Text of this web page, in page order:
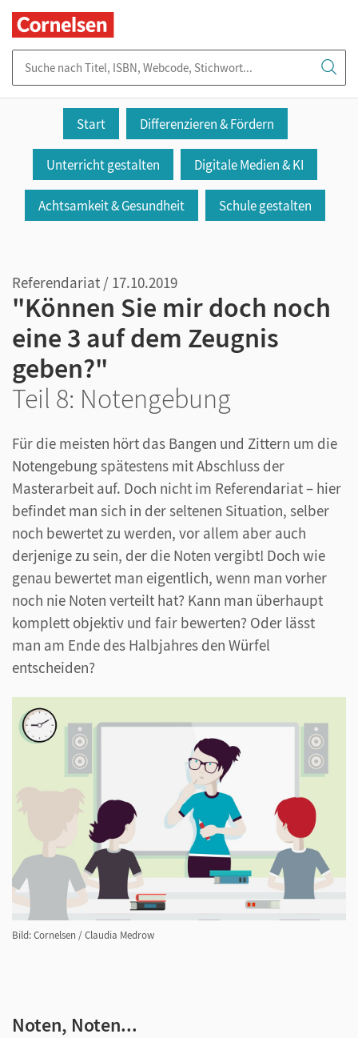
Start Differenzieren & Fördern
Unterricht gestalten Digitale Medien & KI
Achtsamkeit & Gesundheit Schule gestalten
Referendariat / 17.10.2019
"Können Sie mir doch noch
eine 3 auf dem Zeugnis
geben?"
Teil 8: Notengebung
Für die meisten hört das Bangen und Zittern um die
Notengebung spätestens mit Abschluss der
Masterarbeit auf. Doch nicht im Referendariat – hier
befindet man sich in der seltenen Situation, selber
noch bewertet zu werden, vor allem aber auch
derjenige zu sein, der die Noten vergibt! Doch wie
genau bewertet man eigentlich, wenn man vorher
noch nie Noten verteilt hat? Kann man überhaupt
komplett objektiv und fair bewerten? Oder lässt
man am Ende des Halbjahres den Würfel
entscheiden?
Bild: Cornelsen / Claudia Medrow
Noten, Noten...